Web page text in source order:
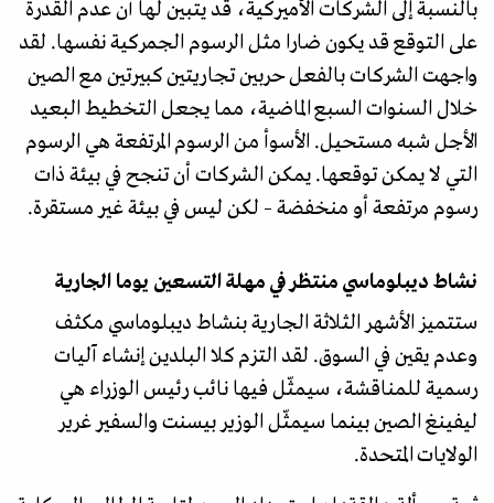
بالنسبة إلى الشركات الأميركية، قد يتبين لها أن عدم القدرة
على التوقع قد يكون ضارا مثل الرسوم الجمركية نفسها. لقد
واجهت الشركات بالفعل حربين تجاريتين كبيرتين مع الصين
خلال السنوات السبع الماضية، مما يجعل التخطيط البعيد
الأجل شبه مستحيل. الأسوأ من الرسوم المرتفعة هي الرسوم
التي لا يمكن توقعها. يمكن الشركات أن تنجح في بيئة ذات
رسوم مرتفعة أو منخفضة – لكن ليس في بيئة غير مستقرة.
نشاط ديبلوماسي منتظر في مهلة التسعين يوما الجارية
ستتميز الأشهر الثلاثة الجارية بنشاط ديبلوماسي مكثف
وعدم يقين في السوق. لقد التزم كلا البلدين إنشاء آليات
رسمية للمناقشة، سيمثّل فيها نائب رئيس الوزراء هي
ليفينغ الصين بينما سيمثّل الوزير بيسنت والسفير غرير
الولايات المتحدة.